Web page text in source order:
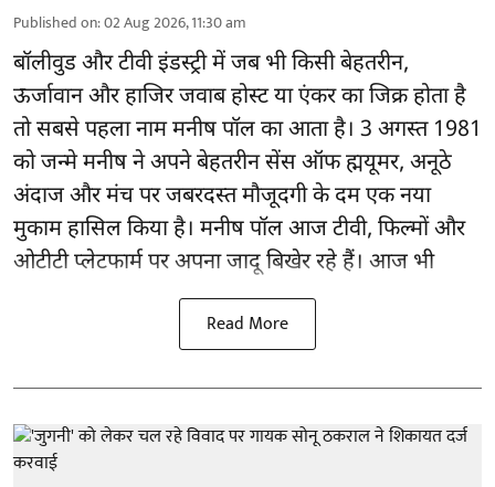
Published on:02 Aug 2026, 11:30 am
बॉलीवुड और टीवी इंडस्ट्री में जब भी किसी बेहतरीन,
ऊर्जावान और हाजिर जवाब होस्ट या एंकर का जिक्र होता है
तो सबसे पहला नाम मनीष पॉल का आता है। 3 अगस्त 1981
को जन्मे मनीष ने अपने बेहतरीन सेंस ऑफ ह्मयूमर, अनूठे
अंदाज और मंच पर जबरदस्त मौजूदगी के दम एक नया
मुकाम हासिल किया है। मनीष पॉल आज टीवी, फिल्मों और
ओटीटी प्लेटफार्म पर अपना जादू बिखेर रहे हैं। आज भी
Read More